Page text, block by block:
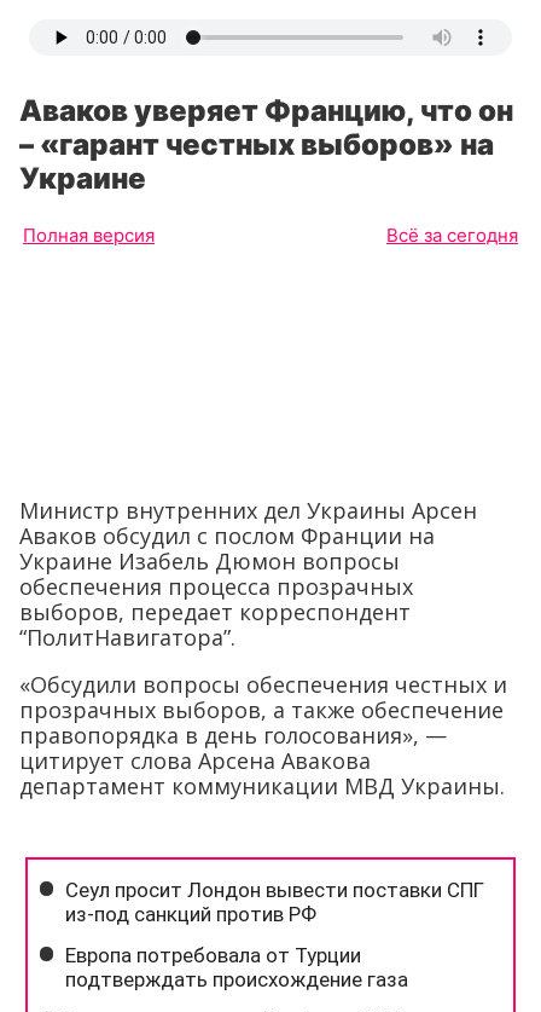
Аваков уверяет Францию, что он
– «гарант честных выборов» на
Украине
Полная версия Всё за сегодня
Министр внутренних дел Украины Арсен
Аваков обсудил с послом Франции на
Украине Изабель Дюмон вопросы
обеспечения процесса прозрачных
выборов, передает корреспондент
“ПолитНавигатора”.
«Обсудили вопросы обеспечения честных и
прозрачных выборов, а также обеспечение
правопорядка в день голосования», —
цитирует слова Арсена Авакова
департамент коммуникации МВД Украины.